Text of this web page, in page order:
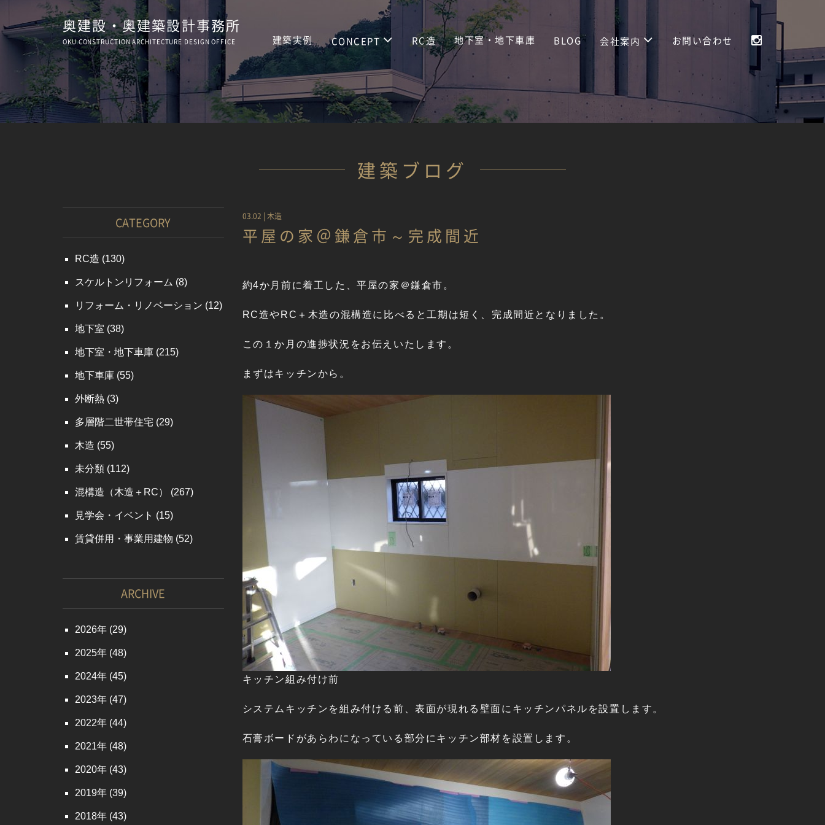
奥建設・奥建築設計事務所
OKU CONSTRUCTIONARCHITECTURE DESIGN OFFICE 建築実例 CONCEPT RC造 地下室・地下車庫 BLOG 会社案内 お問い合わせ
建築ブログ
03.02 | 木造
平屋の家＠鎌倉市～完成間近
約4か月前に着工した、平屋の家＠鎌倉市。
RC造やRC＋木造の混構造に比べると工期は短く、完成間近となりました。
この１か月の進捗状況をお伝えいたします。
まずはキッチンから。
キッチン組み付け前
システムキッチンを組み付ける前、表面が現れる壁面にキッチンパネルを設置します。
石膏ボードがあらわになっている部分にキッチン部材を設置します。
CATEGORY
RC造 (130)
スケルトンリフォーム (8)
リフォーム・リノベーション (12)
地下室 (38)
地下室・地下車庫 (215)
地下車庫 (55)
外断熱 (3)
多層階二世帯住宅 (29)
木造 (55)
未分類 (112)
混構造（木造＋RC） (267)
見学会・イベント (15)
賃貸併用・事業用建物 (52)
ARCHIVE
2026 (29)
2025 (48)
2024 (45)
2023 (47)
2022 (44)
2021 (48)
2020 (43)
2019 (39)
2018 (43)